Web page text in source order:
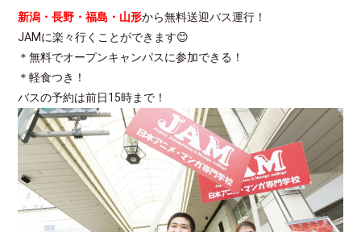
新潟・長野・福島・山形から無料送迎バス運行！
JAMに楽々行くことができます😊
＊無料でオープンキャンパスに参加できる！
＊軽食つき！
バスの予約は前日15時まで！